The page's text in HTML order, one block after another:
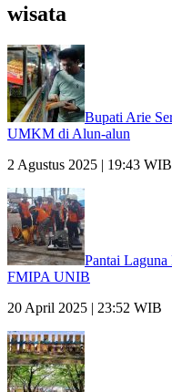
wisata
Bupati Arie
UMKM di Alun-alun
2 Agustus 2025 | 19:43 WIB
Pantai
FMIPA UNIB
20 April 2025 | 23:52 WIB